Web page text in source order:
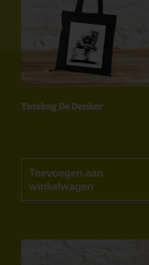
Totebag De Denker
Toevoegen aan
winkelwagen